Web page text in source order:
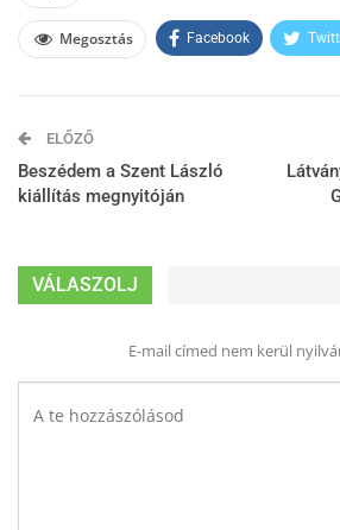
Megosztás Facebook
ELŐZŐ
Beszédem a Szent László
kiállítás megnyitóján
VÁLASZOLJ
E-mail címed nem kerül